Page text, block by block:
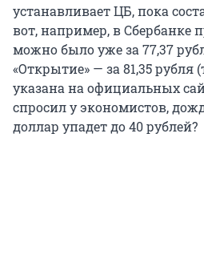
устанавливает ЦБ, пока
вот, например, в Сбербанке
можно было уже за 77,37
«Открытие» — за 81,35
указана на официальных
спросил у экономистов,
доллар упадет до 40 рублей?